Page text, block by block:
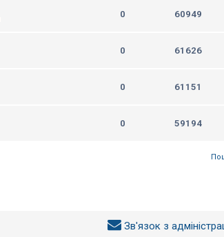
0 60949
0 61626
0 61151
0 59194
Зв'язок з